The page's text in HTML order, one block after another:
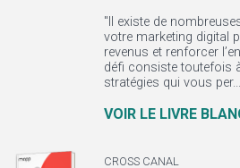
"Il existe de
votre marketing digital
revenus et renforcer
défi consiste toutefois
stratégies qui vous per...
VOIR LE LIVRE
CROSS CANAL